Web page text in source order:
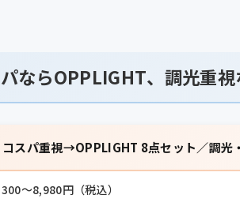
ならOPPLIGHT、調光重
コスパ重視→OPPLIGHT 8点セット／調
〜8,980円（税込）